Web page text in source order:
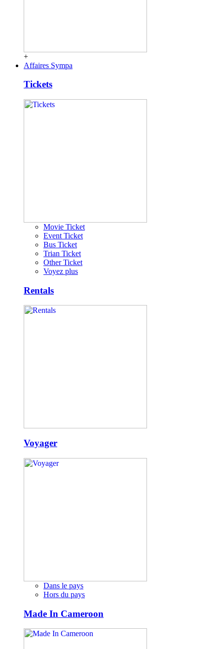
+
Affaires Sympa
Tickets
Movie Ticket
Event Ticket
Bus Ticket
Trian Ticket
Other Ticket
Voyez plus
Rentals
Voyager
Dans le pays
Hors du pays
Made In Cameroon